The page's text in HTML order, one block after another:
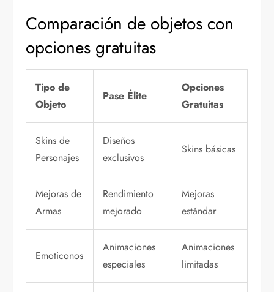
Comparación de objetos con
opciones gratuitas
Tipo de
Objeto
Pase Élite
Opciones
Gratuitas
Skins de
Personajes
Diseños
exclusivos
Skins básicas
Mejoras de
Armas
Rendimiento
mejorado
Mejoras
estándar
Emoticonos
Animaciones
especiales
Animaciones
limitadas